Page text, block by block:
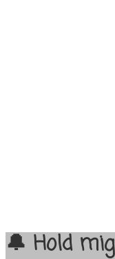
🔔 Hold